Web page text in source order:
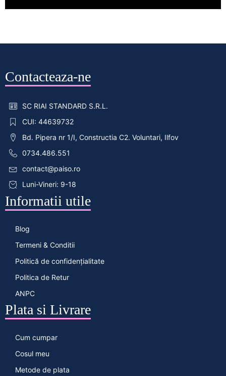
Contacteaza-ne
SC RIAI STANDARD S.R.L.
CUI: 44639732
Bd. Pipera nr 1/I, Constructia C2. Voluntari, Ilfov
0734.486.551
contact@paiso.ro
Luni-Vineri: 9-18
Informatii utile
Blog
Termeni & Conditii
Politică de confidențialitate
Politica de Retur
ANPC
Plata si Livrare
Cum cumpar
Cosul meu
Metode de plata